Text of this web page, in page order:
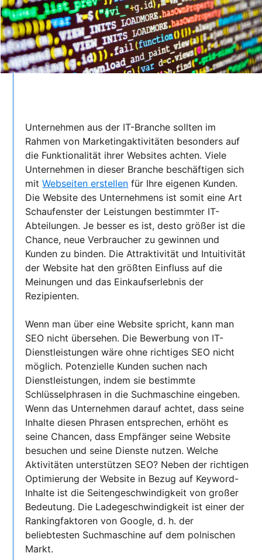
Unternehmen aus der IT-Branche sollten im
Rahmen von Marketingaktivitäten besonders auf
die Funktionalität ihrer Websites achten. Viele
Unternehmen in dieser Branche beschäftigen sich
mitWebseiten erstellen für Ihre eigenen Kunden.
Die Website des Unternehmens ist somit eine Art
Schaufenster der Leistungen bestimmter IT-
Abteilungen. Je besser es ist, desto größer ist die
Chance, neue Verbraucher zu gewinnen und
Kunden zu binden. Die Attraktivität und Intuitivität
der Website hat den größten Einfluss auf die
Meinungen und das Einkaufserlebnis der
Rezipienten.
Wenn man über eine Website spricht, kann man
SEO nicht übersehen. Die Bewerbung von IT-
Dienstleistungen wäre ohne richtiges SEO nicht
möglich. Potenzielle Kunden suchen nach
Dienstleistungen, indem sie bestimmte
Schlüsselphrasen in die Suchmaschine eingeben.
Wenn das Unternehmen darauf achtet, dass seine
Inhalte diesen Phrasen entsprechen, erhöht es
seine Chancen, dass Empfänger seine Website
besuchen und seine Dienste nutzen. Welche
Aktivitäten unterstützen SEO? Neben der richtigen
Optimierung der Website in Bezug auf Keyword-
Inhalte ist die Seitengeschwindigkeit von großer
Bedeutung. Die Ladegeschwindigkeit ist einer der
Rankingfaktoren von Google, d. h. der
beliebtesten Suchmaschine auf dem polnischen
Markt.